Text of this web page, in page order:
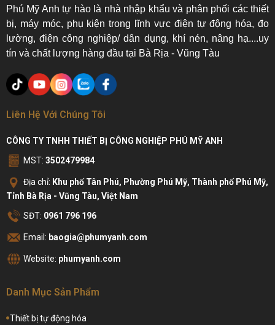
Phú Mỹ Anh tự hào là nhà nhập khẩu và phân phối các thiết
bị, máy móc, phụ kiện trong lĩnh vực điện tự động hóa, đo
lường, điện công nghiệp/ dân dụng, khí nén, nâng hạ....uy
tín và chất lượng hàng đầu tại Bà Rịa - Vũng Tàu
Liên Hệ Với Chúng Tôi
CÔNG TY TNHH THIẾT BỊ CÔNG NGHIỆP PHÚ MỸ ANH
MST: 3502479984
Địa chỉ: Khu phố Tân Phú, Phường Phú Mỹ, Thành phố Phú Mỹ,
Tỉnh Bà Rịa - Vũng Tàu, Việt Nam
SĐT: 0961 796 196
Email: baogia@phumyanh.com
Website: phumyanh.com
Danh Mục Sản Phẩm
Thiết bị tự động hóa